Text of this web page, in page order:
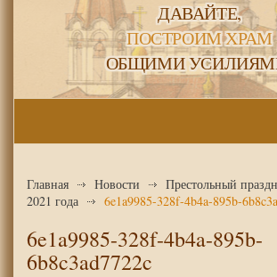
ДАВАЙТЕ,
ПОСТРОИМ ХРАМ
ОБЩИМИ
Главная Новости
Престольный
2021 года
6e1a9985-328f-4b4a-895b-
6e1a9985-328f-4b4a-895b-
6b8c3ad7722c